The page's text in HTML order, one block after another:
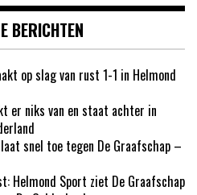
BERICHTEN
op slag van rust 1-1 in Helmond
er niks van en staat achter in
snel toe tegen De Graafschap –
Helmond Sport ziet De Graafschap